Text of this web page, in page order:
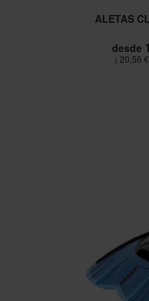
ALETAS
desde
20,56 €